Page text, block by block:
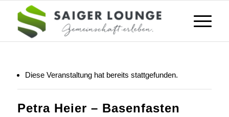
Diese Veranstaltung hat bereits stattgefunden.
Petra Heier – Basenfasten